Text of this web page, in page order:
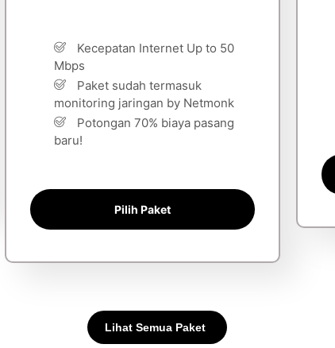
Kecepatan Internet Up to 50
Mbps
Paket sudah termasuk
monitoring jaringan by Netmonk
Potongan 70% biaya pasang
baru!
Pilih Paket
Lihat Semua Paket